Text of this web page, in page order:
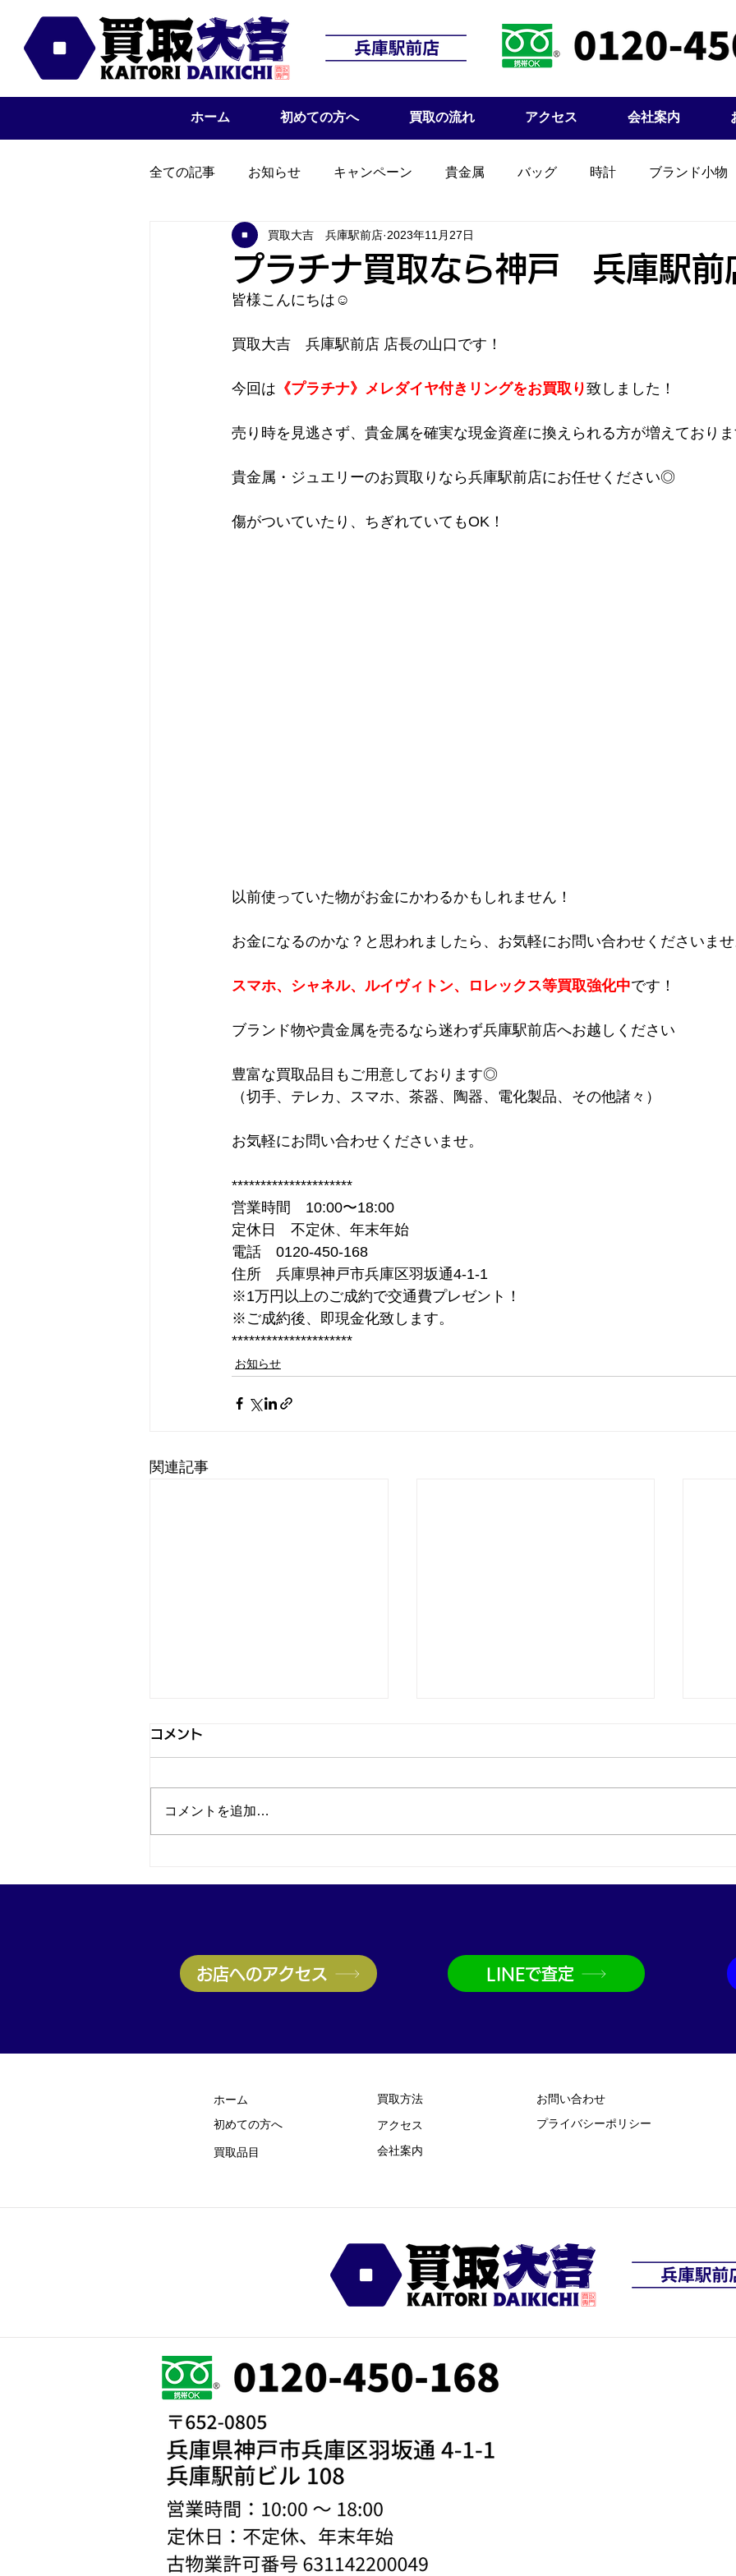
ホーム 初めての方へ 買取の流れ アクセス 会社案内
全ての記事 お知らせ キャンペーン 貴金属 バッグ 時計 ブランド小物
プラチナ買取なら神戸 兵庫駅前
買取大吉 兵庫駅前店 2023年11月27日
皆様こんにちは☺
買取大吉　兵庫駅前店 店長の山口です！
今回は 《プラチナ》メレダイヤ付きリングをお買取り致しました！
売り時を見逃さず、貴金属を確実な現金資産に換えられる方が増えており
貴金属・ジュエリーのお買取りなら兵庫駅前店にお任せください◎
傷がついていたり、ちぎれていてもOK！
以前使っていた物がお金にかわるかもしれません！
お金になるのかな？と思われましたら、お気軽にお問い合わせくださいま
スマホ、シャネル、ルイヴィトン、ロレックス等買取強化中です！
ブランド物や貴金属を売るなら迷わず兵庫駅前店へお越しください
豊富な買取品目もご用意しております◎
（切手、テレカ、スマホ、茶器、陶器、電化製品、その他諸々）
お気軽にお問い合わせくださいませ。
*********************
営業時間　10:00〜18:00
定休日　不定休、年末年始
電話　0120-450-168
住所　兵庫県神戸市兵庫区羽坂通4-1-1
※1万円以上のご成約で交通費プレゼント！
※ご成約後、即現金化致します。
*********************
お知らせ
関連記事
コメント
コメントを追加…
お店へのアクセス LINEで査定
ホーム
初めての方​へ
買取品目
買取方法
​アクセス
お問い合わせ
プライバシーポリシー
​会社案内